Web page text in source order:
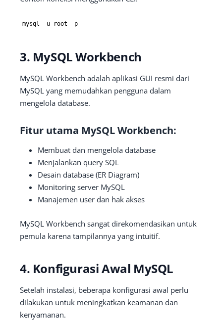
mysql -u root -p
3. MySQL Workbench
MySQL Workbench adalah aplikasi GUI resmi dari
MySQL yang memudahkan pengguna dalam
mengelola database.
Fitur utama MySQL Workbench:
Membuat dan mengelola database
Menjalankan query SQL
Desain database (ER Diagram)
Monitoring server MySQL
Manajemen user dan hak akses
MySQL Workbench sangat direkomendasikan untuk
pemula karena tampilannya yang intuitif.
4. Konfigurasi Awal MySQL
Setelah instalasi, beberapa konfigurasi awal perlu
dilakukan untuk meningkatkan keamanan dan
kenyamanan.